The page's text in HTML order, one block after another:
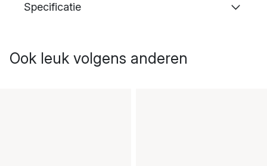
Specificatie
Ook leuk volgens anderen